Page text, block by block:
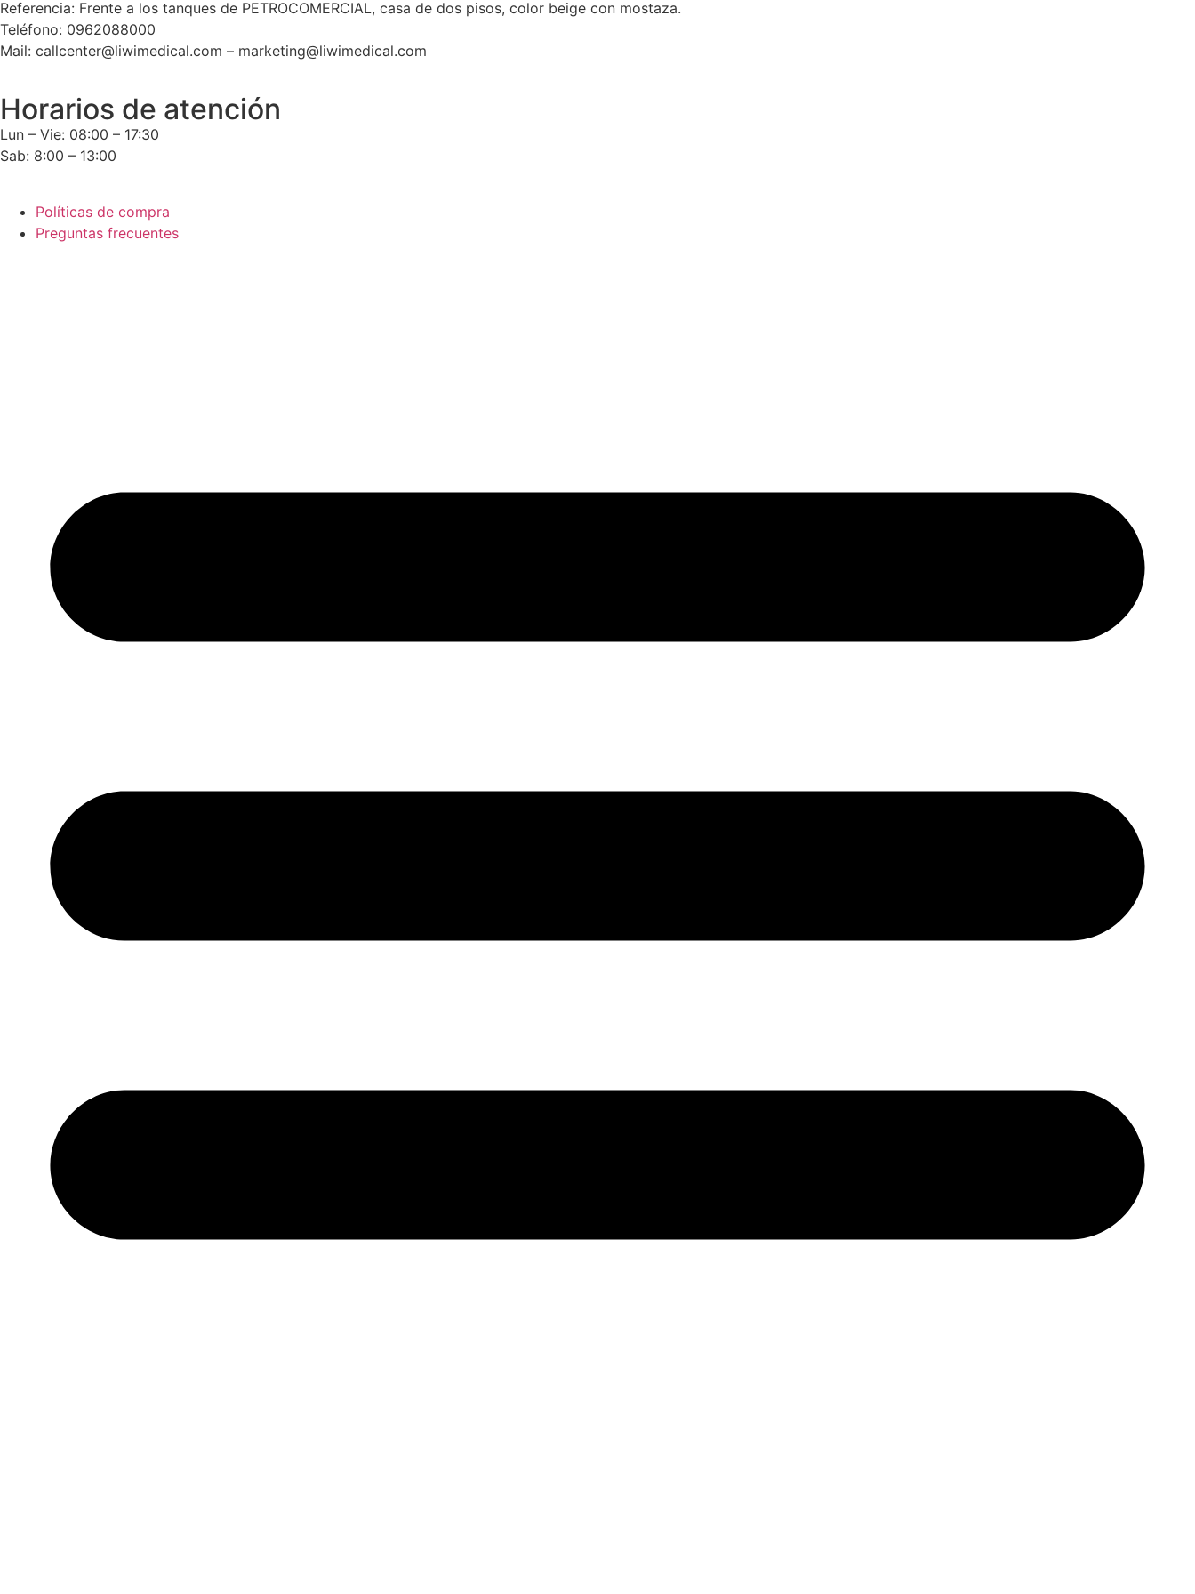
Referencia: Frente a los tanques de PETROCOMERCIAL, casa de dos pisos, color beige con mostaza.
Teléfono: 0962088000
Mail: callcenter@liwimedical.com – marketing@liwimedical.com
Horarios de atención
Lun – Vie: 08:00 – 17:30
Sab: 8:00 – 13:00
Políticas de compra
Preguntas frecuentes